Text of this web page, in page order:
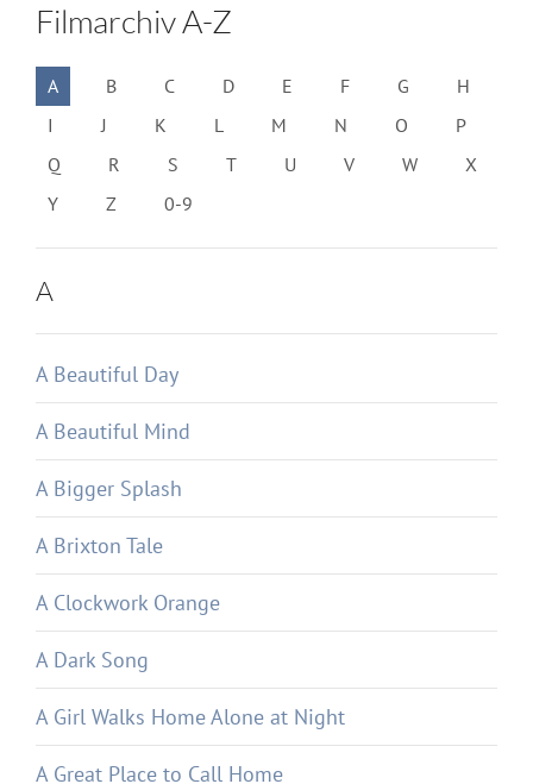
Filmarchiv A-Z
A B C D E F G
H
I
J K L M N O
P
Q
R S T U V W
X
Y
Z 0-9
A
A Beautiful Day
A Beautiful Mind
A Bigger Splash
A Brixton Tale
A Clockwork Orange
A Dark Song
A Girl Walks Home Alone at Night
A Great Place to Call Home